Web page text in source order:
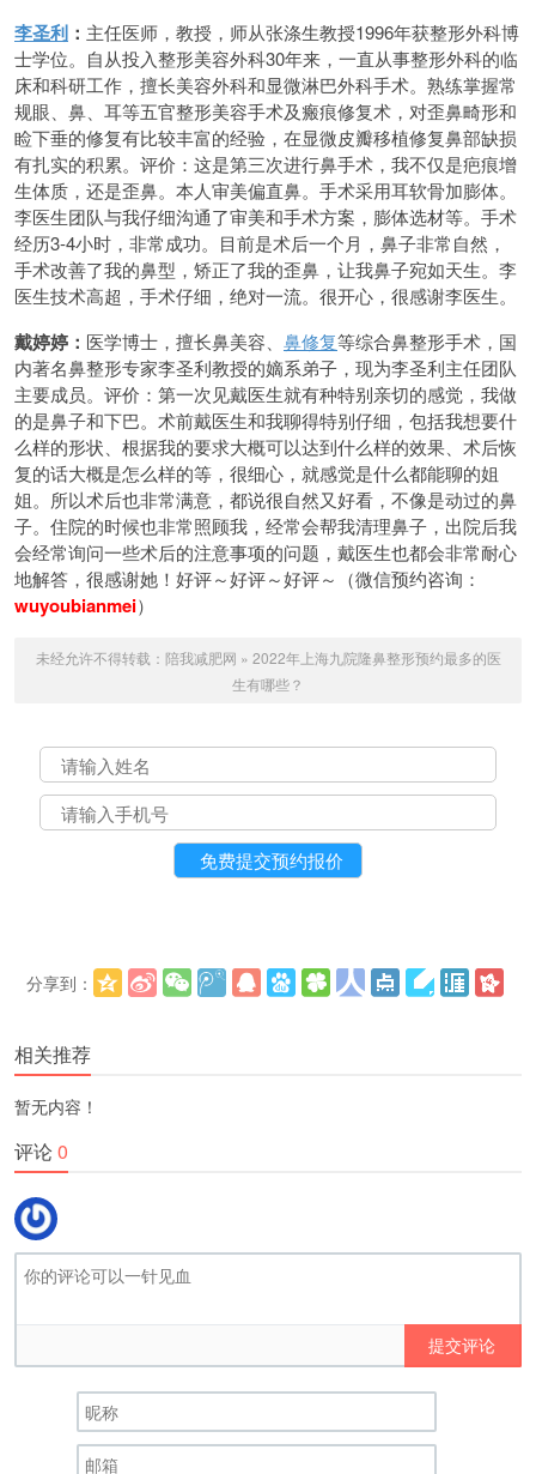
李圣利 ： 主任医师，教授，师从张涤生教授1996年获整形外科博
士学位。自从投入整形美容外科30年来，一直从事整形外科的临
床和科研工作，擅长美容外科和显微淋巴外科手术。熟练掌握常
规眼、鼻、耳等五官整形美容手术及瘢痕修复术，对歪鼻畸形和
睑下垂的修复有比较丰富的经验，在显微皮瓣移植修复鼻部缺损
有扎实的积累。评价：这是第三次进行鼻手术，我不仅是疤痕增
生体质，还是歪鼻。本人审美偏直鼻。手术采用耳软骨加膨体。
李医生团队与我仔细沟通了审美和手术方案，膨体选材等。手术
经历3-4小时，非常成功。目前是术后一个月，鼻子非常自然，
手术改善了我的鼻型，矫正了我的歪鼻，让我鼻子宛如天生。李
医生技术高超，手术仔细，绝对一流。很开心，很感谢李医生。
戴婷婷： 医学博士，擅长鼻美容、 鼻修复等综合鼻整形手术，国
内著名鼻整形专家李圣利教授的嫡系弟子，现为李圣利主任团队
主要成员。评价：第一次见戴医生就有种特别亲切的感觉，我做
的是鼻子和下巴。术前戴医生和我聊得特别仔细，包括我想要什
么样的形状、根据我的要求大概可以达到什么样的效果、术后恢
复的话大概是怎么样的等，很细心，就感觉是什么都能聊的姐
姐。所以术后也非常满意，都说很自然又好看，不像是动过的鼻
子。住院的时候也非常照顾我，经常会帮我清理鼻子，出院后我
会经常询问一些术后的注意事项的问题，戴医生也都会非常耐心
地解答，很感谢她！好评～好评～好评～（微信预约咨询：
wuyoubianmei）
未经允许不得转载： 陪我减肥网 » 2022年上海九院隆鼻整形预约最多的医
生有哪些？
分享到：
相关推荐
暂无内容！
评论0
提交评论